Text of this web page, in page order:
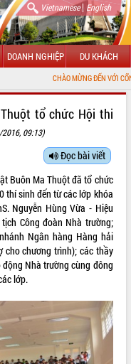
Vietnamese| English
DOANH NGHIỆP DU KHÁCH
CHÀO MỪNG ĐẾN VỚI CỔNG THÔNG
tổ chức Hội thi
09:13)
Đọc bài viết
Buôn Ma Thuột đã tổ chức
thí sinh đến từ các lớp khóa
Nguyễn Hùng Vừa - Hiệu
Công đoàn Nhà trường;
Ngân hàng Hàng hải
chương trình); các thầy
Nhà trường cùng đông
lớp.